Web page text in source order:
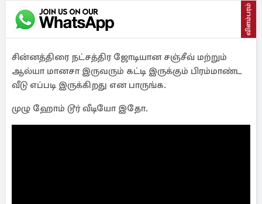
விளம்பரம்
சின்னத்திரை நட்சத்திர ஜோடியான சஞ்சீவ் மற்றும்
ஆல்யா மானசா இருவரும் கட்டி இருக்கும் பிரம்மாண்ட
வீடு எப்படி இருக்கிறது என பாருங்க.
முழு ஹோம் டூர் வீடியோ இதோ.